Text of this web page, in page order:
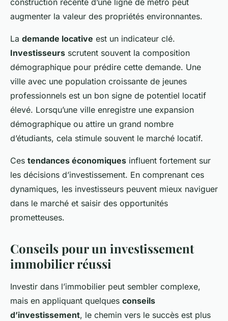
construction récente d’une ligne de métro peut
augmenter la valeur des propriétés environnantes.
La demande locative est un indicateur clé.
Investisseurs scrutent souvent la composition
démographique pour prédire cette demande. Une
ville avec une population croissante de jeunes
professionnels est un bon signe de potentiel locatif
élevé. Lorsqu’une ville enregistre une expansion
démographique ou attire un grand nombre
d’étudiants, cela stimule souvent le marché locatif.
Ces tendances économiques influent fortement sur
les décisions d’investissement. En comprenant ces
dynamiques, les investisseurs peuvent mieux naviguer
dans le marché et saisir des opportunités
prometteuses.
Conseils pour un investissement
immobilier réussi
Investir dans l’immobilier peut sembler complexe,
mais en appliquant quelques conseils
d’investissement, le chemin vers le succès est plus